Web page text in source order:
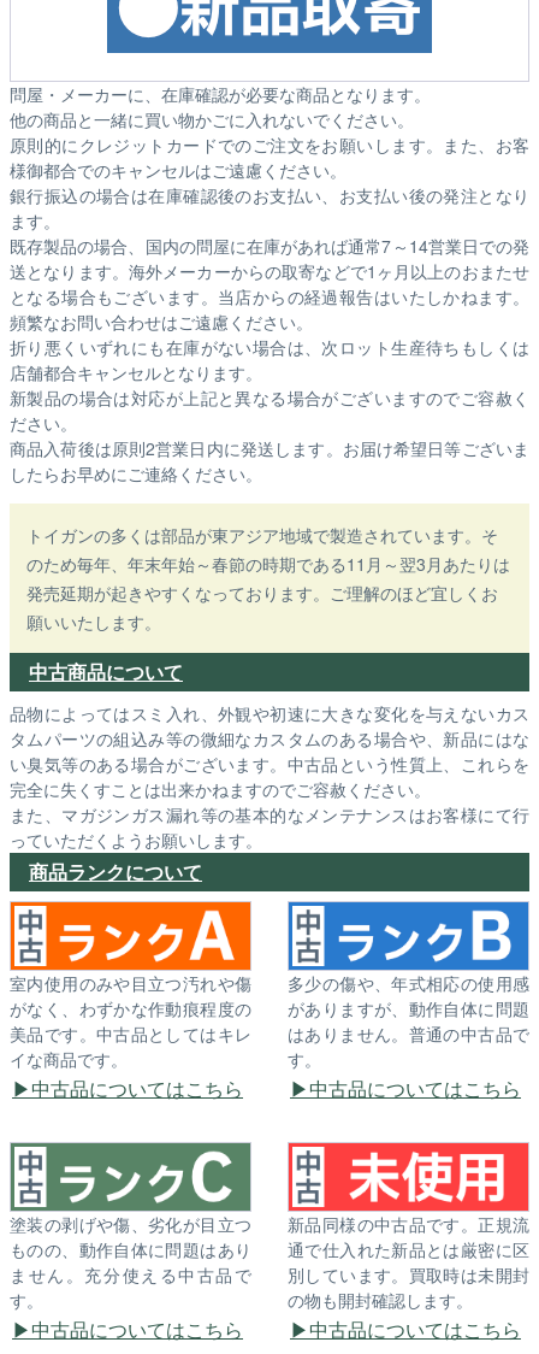
問屋・メーカーに、在庫確認が必要な商品となります。
他の商品と一緒に買い物かごに入れないでください。
原則的にクレジットカードでのご注文をお願いします。また、お客
様御都合でのキャンセルはご遠慮ください。
銀行振込の場合は在庫確認後のお支払い、お支払い後の発注となり
ます。
既存製品の場合、国内の問屋に在庫があれば通常7～14営業日での発
送となります。海外メーカーからの取寄などで1ヶ月以上のおまたせ
となる場合もございます。 当店からの経過報告はいたしかねます。
頻繁なお問い合わせはご遠慮ください。
折り悪くいずれにも在庫がない場合は、次ロット生産待ちもしくは
店舗都合キャンセルとなります。
新製品の場合は対応が上記と異なる場合がございますのでご容赦く
ださい。
商品入荷後は原則2営業日内に発送します。お届け希望日等ございま
したらお早めにご連絡ください。
トイガンの多くは部品が東アジア地域で製造されています。そ
のため毎年、年末年始～春節の時期である11月～翌3月あたりは
発売延期が起きやすくなっております。ご理解のほど宜しくお
願いいたします。
中古商品について
品物によってはスミ入れ、外観や初速に大きな変化を与えないカス
タムパーツの組込み等の微細なカスタムのある場合や、新品にはな
い臭気等のある場合がございます。中古品という性質上、これらを
完全に失くすことは出来かねますのでご容赦ください。
また、マガジンガス漏れ等の基本的なメンテナンスはお客様にて行
っていただくようお願いします。
商品ランクについて
室内使用のみや目立つ汚れや傷
がなく、わずかな作動痕程度の
美品です。中古品としてはキレ
イな商品です。
中古品についてはこちら
多少の傷や、年式相応の使用感
がありますが、動作自体に問題
はありません。普通の中古品で
す。
中古品についてはこちら
塗装の剥げや傷、劣化が目立つ
ものの、動作自体に問題はあり
ません。充分使える中古品で
す。
中古品についてはこちら
新品同様の中古品です。正規流
通で仕入れた新品とは厳密に区
別しています。買取時は未開封
の物も開封確認します。
中古品についてはこちら